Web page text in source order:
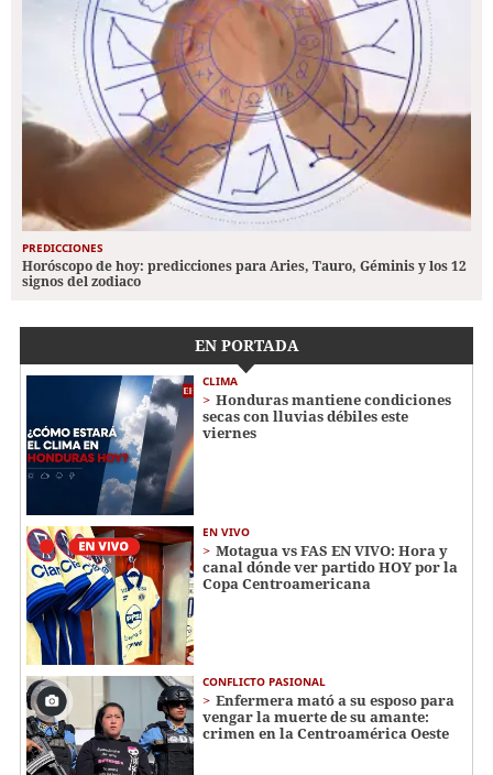
PREDICCIONES
Horóscopo de hoy: predicciones para Aries, Tauro, Géminis y los 12
signos del zodiaco
EN PORTADA
CLIMA
Honduras mantiene condiciones
secas con lluvias débiles este
viernes
EN VIVO
Motagua vs FAS EN VIVO: Hora y
canal dónde ver partido HOY por la
Copa Centroamericana
CONFLICTO PASIONAL
Enfermera mató a su esposo para
vengar la muerte de su amante:
crimen en la Centroamérica Oeste